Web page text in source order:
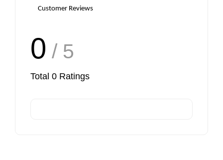
Customer Reviews
0 / 5
Total 0 Ratings